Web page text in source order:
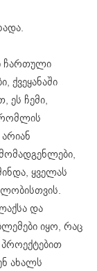
ჩართული
ქვეყანაში
ეს ჩემი,
ყველას
და
იყო, რაც
ახალს